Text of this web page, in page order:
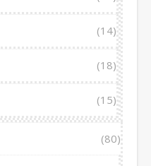
(14)
(18)
(15)
(80)